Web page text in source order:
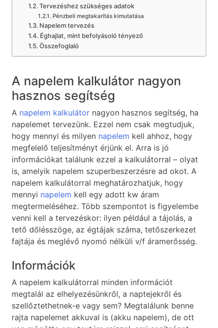
Tervezéshez szükséges adatok
Pénzbeli megtakarítás kimutatása
Napelem tervezés
Éghajlat, mint befolyásoló tényező
Összefoglaló
A napelem kalkulátor nagyon
hasznos segítség
A napelem kalkulátor nagyon hasznos segítség, ha
napelemet tervezünk. Ezzel nem csak megtudjuk,
hogy mennyi és milyen napelem kell ahhoz, hogy
megfelelő teljesítményt érjünk el. Arra is jó
információkat találunk ezzel a kalkulátorral – olyat
is, amelyik napelem szuperbeszerzésre ad okot. A
napelem kalkulátorral meghatározhatjuk, hogy
mennyi napelem kell egy adott kw áram
megtermeléséhez. Több szempontot is figyelembe
venni kell a tervezéskor: ilyen például a tájolás, a
tető dőlésszöge, az égtájak száma, tetőszerkezet
fajtája és meglévő nyomó nélküli v/f áramerősség.
Információk
A napelem kalkulátorral minden információt
megtalál az elhelyezésünkről, a naptejekről és
szellőztethetnek-e vagy sem? Megtalálunk benne
rajta napelemet akkuval is (akku napelem), de ott